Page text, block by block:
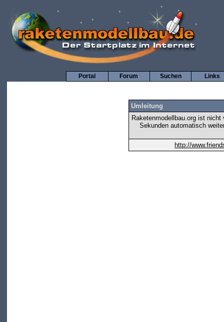
Links
Suchen
Forum
Portal
Umleitung
Raketenmodellbau.org ist
Sekunden automatisch
http://